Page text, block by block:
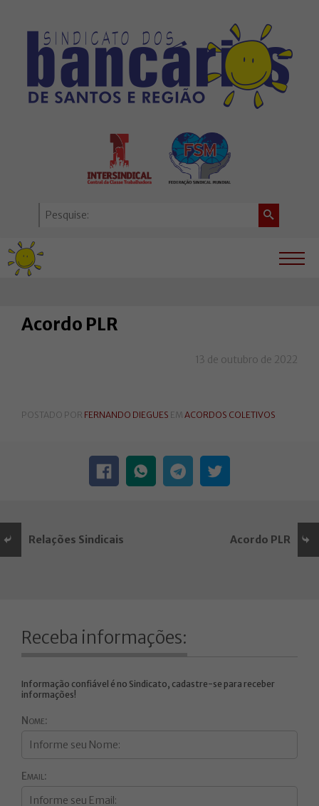
Acordo PLR
13 de outubro de 2022
POSTADO POR FERNANDO DIEGUES EM ACORDOS COLETIVOS
Relações Sindicais Acordo PLR
Receba informações:
Informação confiável é no Sindicato, cadastre-se para receber
informações!
Nome:
Email: